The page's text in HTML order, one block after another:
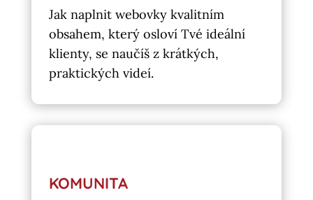
Jak naplnit webovky kvalitním
obsahem, který osloví Tvé ideální
klienty, se naučíš z krátkých,
praktických videí.
KOMUNITA